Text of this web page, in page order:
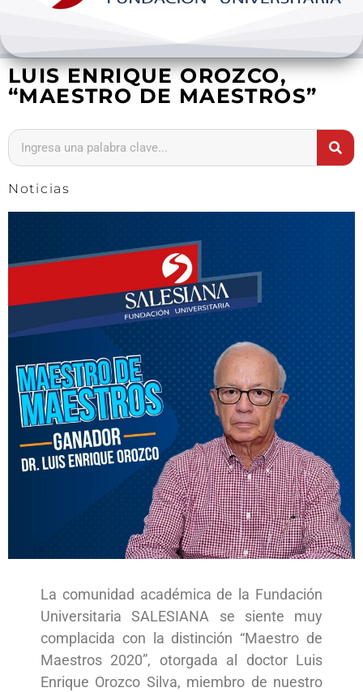
Internacionalización
Extension y desarrollo
LUIS ENRIQUE OROZCO,
“MAESTRO DE MAESTROS”
Noticias
La comunidad académica de la Fundación
Universitaria SALESIANA se siente muy
complacida con la distinción “Maestro de
Maestros 2020”, otorgada al doctor Luis
Enrique Orozco Silva, miembro de nuestro